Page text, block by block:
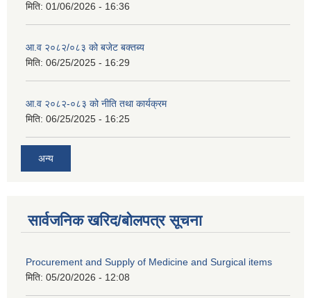
मिति: 01/06/2026 - 16:36
आ.व २०८२/०८३ को बजेट बक्तब्य
मिति: 06/25/2025 - 16:29
आ.व २०८२-०८३ को नीति तथा कार्यक्रम
मिति: 06/25/2025 - 16:25
अन्य
सार्वजनिक खरिद/बोलपत्र सूचना
Procurement and Supply of Medicine and Surgical items
मिति: 05/20/2026 - 12:08